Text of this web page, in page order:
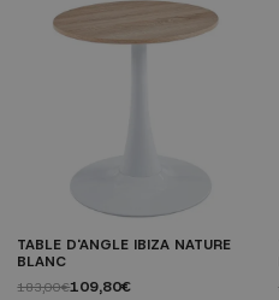
verni. Design rond avec pied
entrelacé unique. Dimensions : Ø
100 cm |...
TABLE D'ANGLE IBIZA NATURE
BLANC
183,00€109,80€